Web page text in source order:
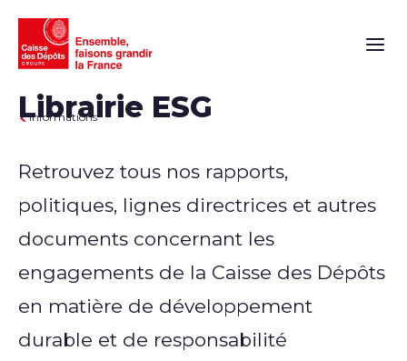
Informations
Librairie ESG
Retrouvez tous nos rapports,
politiques, lignes directrices et autres
documents concernant les
engagements de la Caisse des Dépôts
en matière de développement
durable et de responsabilité